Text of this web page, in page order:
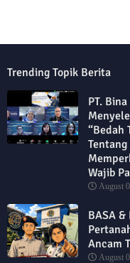
Trending Topik Berita
PT.
“Bedah
Wajib
August
BASA
Ancam
August